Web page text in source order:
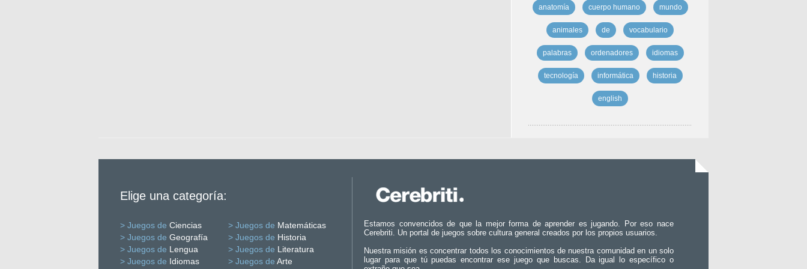
anatomía cuerpo humano mundo
animales de vocabulario
palabras ordenadores idiomas
tecnología informática historia
english
Elige una categoría:
> Juegos de Ciencias > Juegos de Matemáticas
> Juegos de Geografía > Juegos de Historia
> Juegos de Lengua > Juegos de Literatura
> Juegos de Idiomas > Juegos de Arte
Estamos convencidos de que la mejor forma de aprender es jugando. Por eso nace
Cerebriti. Un portal de juegos sobre cultura general creados por los propios usuarios.
Nuestra misión es concentrar todos los conocimientos de nuestra comunidad en un solo
lugar para que tú puedas encontrar ese juego que buscas. Da igual lo específico o